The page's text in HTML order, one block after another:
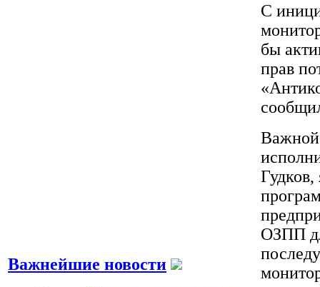
Важнейшие новости
C
бы
прав
Важной
Гудков,
ОЗПП